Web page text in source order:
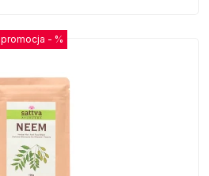
promocja - %